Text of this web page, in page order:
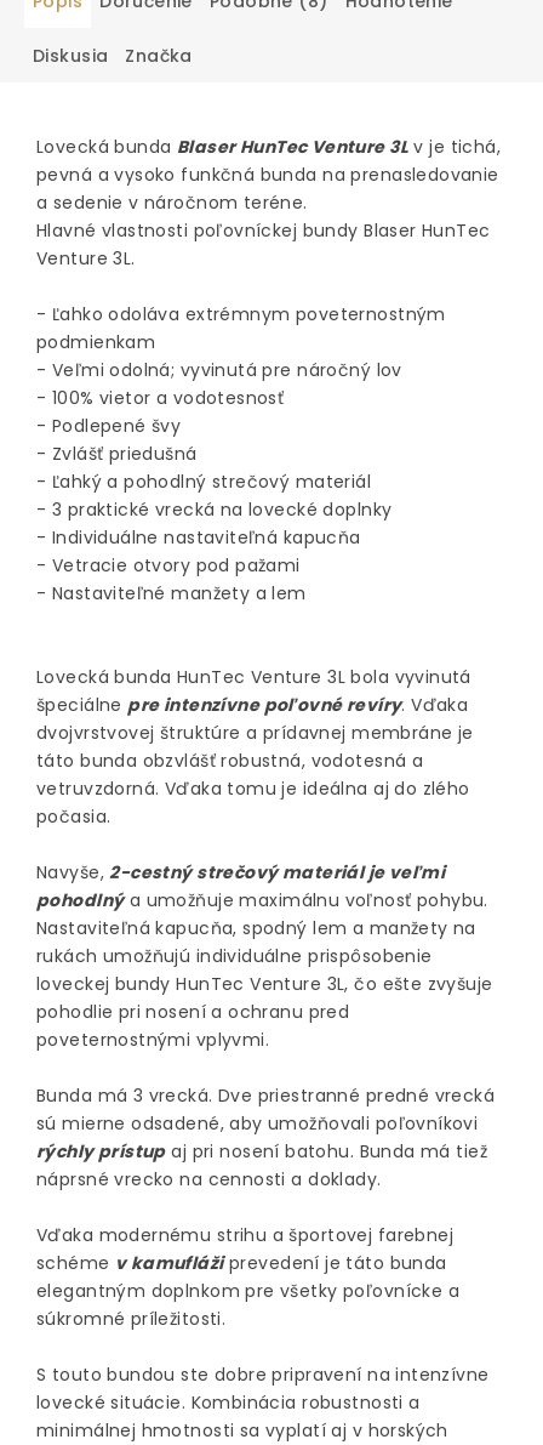
Diskusia Značka
Lovecká bunda Blaser HunTec Venture 3L v je tichá,
pevná a vysoko funkčná bunda na prenasledovanie
a sedenie v náročnom teréne.
Hlavné vlastnosti poľovníckej bundy Blaser HunTec
Venture 3L.
- Ľahko odoláva extrémnym poveternostným
podmienkam
- Veľmi odolná; vyvinutá pre náročný lov
- 100% vietor a vodotesnosť
- Podlepené švy
- Zvlášť priedušná
- Ľahký a pohodlný strečový materiál
- 3 praktické vrecká na lovecké doplnky
- Individuálne nastaviteľná kapucňa
- Vetracie otvory pod pažami
- Nastaviteľné manžety a lem
Lovecká bunda HunTec Venture 3L bola vyvinutá
špeciálnepre intenzívne poľovné revíry. Vďaka
dvojvrstvovej štruktúre a prídavnej membráne je
táto bunda obzvlášť robustná, vodotesná a
vetruvzdorná. Vďaka tomu je ideálna aj do zlého
počasia.
Navyše,2-cestný strečový materiál je veľmi
pohodlnýa umožňuje maximálnu voľnosť pohybu.
Nastaviteľná kapucňa, spodný lem a manžety na
rukách umožňujú individuálne prispôsobenie
loveckej bundy HunTec Venture 3L, čo ešte zvyšuje
pohodlie pri nosení a ochranu pred
poveternostnými vplyvmi.
Bunda má 3 vrecká. Dve priestranné predné vrecká
sú mierne odsadené, aby umožňovali poľovníkovi
rýchly prístupaj pri nosení batohu. Bunda má tiež
náprsné vrecko na cennosti a doklady.
Vďaka modernému strihu a športovej farebnej
schéme v kamufláži prevedení je táto bunda
elegantným doplnkom pre všetky poľovnícke a
súkromné príležitosti.
S touto bundou ste dobre pripravení na intenzívne
lovecké situácie. Kombinácia robustnosti a
minimálnej hmotnosti sa vyplatí aj v horských